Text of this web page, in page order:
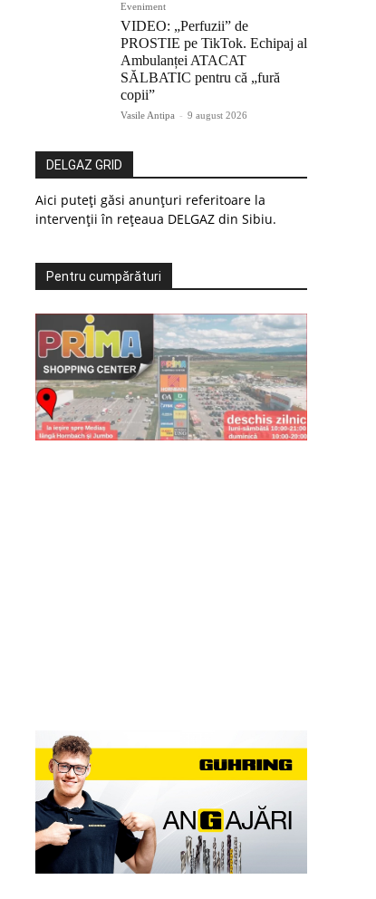
Eveniment
VIDEO: „Perfuzii” de
PROSTIE pe TikTok. Echipaj al
Ambulanței ATACAT
SĂLBATIC pentru că „fură
copii”
Vasile Antipa - 9 august 2026
DELGAZ GRID
Aici puteți găsi anunțuri referitoare la
intervenții în rețeaua DELGAZ din Sibiu.
Pentru cumpărături